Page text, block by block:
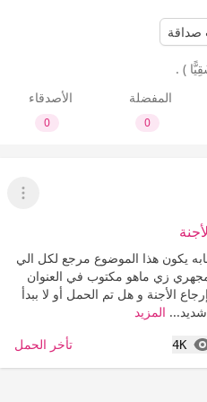
) .
المفضلة
0
الأصدقاء
0
عرض
يكون هذا الموضوع مرجع لكل الي
زي ماهو مكتوب في العنوان
الأجنة و هل تم الحمل أو لا ببدأ
المزيد
4K
المشاهدات تأخر الحمل